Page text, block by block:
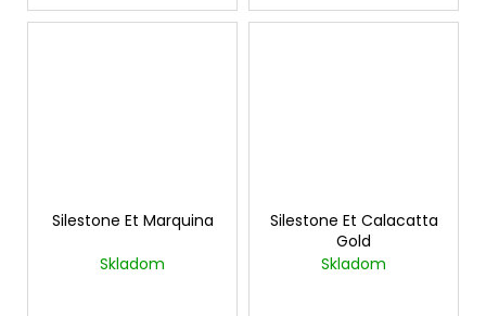
Silestone Et Marquina
Skladom
Silestone Et Calacatta
Gold
Skladom